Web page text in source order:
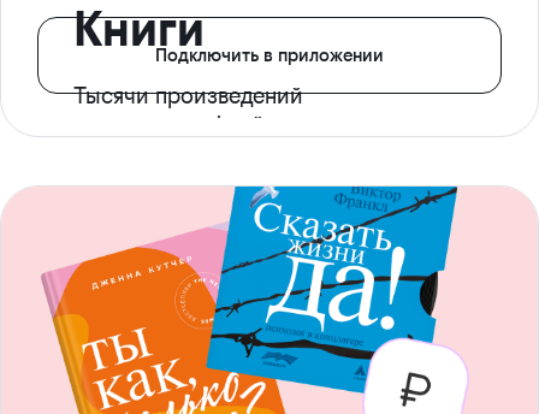
Книги
Тысячи произведений
с доступом офлайн
Подключить в приложении